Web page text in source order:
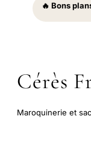
🔥 Bons
Cérès
Maroquinerie et